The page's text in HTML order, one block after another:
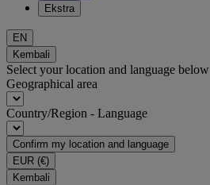
Ekstra
EN
Kembali
Select your location and language below
Geographical area
Country/Region - Language
Confirm my location and language
EUR (€)
Kembali